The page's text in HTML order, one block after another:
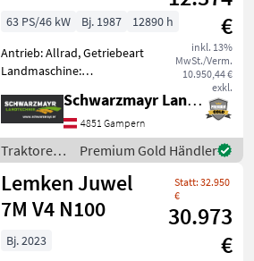
€
inkl. 13%
MwSt./Verm.
10.950,44 €
exkl.
63 PS/46 kW Bj. 1987
12890 h
Antrieb: Allrad, Getriebeart
Landmaschine:
Verdeck,
Zapfwellendrehzahl:
540/1000,
Höchstgeschwindigkeit in
km/h: 30 km/h, Oberlenker
hinten: hy
Schwarzmayr Landtechnik GmbH - Gampern
4851 Gampern
Traktoren
/ John
Deere
Premium Gold Händler
Lemken Juwel
7M V4 N100
Statt: 32.950
€
30.973
€
Bj. 2023